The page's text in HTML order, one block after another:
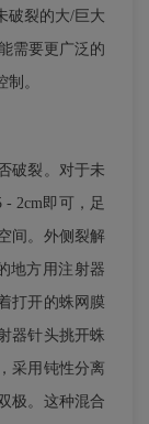
破裂的大/巨大
需要更广泛的
。
破裂。对于未
2cm即可，足
间。外侧裂解
地方用注射器
打开的蛛网膜
器针头挑开蛛
采用钝性分离
极。这种混合